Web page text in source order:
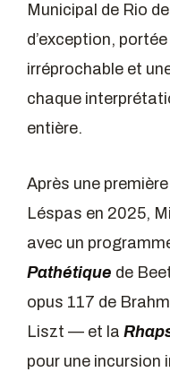
Municipal de Rio
d’exception,
irréprochable et
chaque
entière.
Après une
Léspas en 2025,
avec un
Pathétique de
opus 117 de
Liszt — et la
pour une incursion